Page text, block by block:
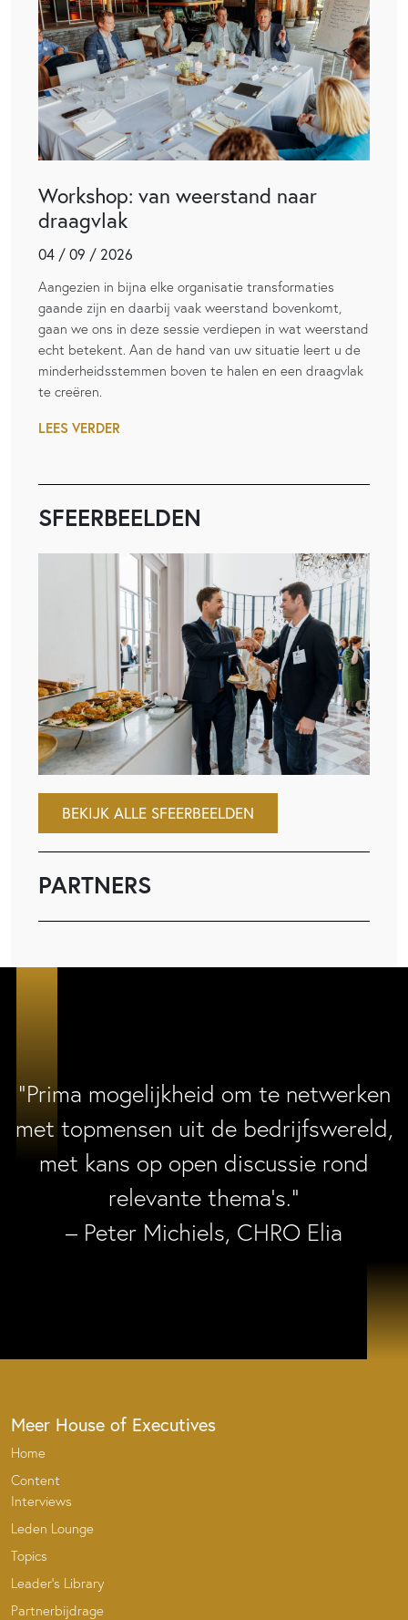
Workshop: van weerstand naar
draagvlak
04 / 09 / 2026
Aangezien in bijna elke organisatie transformaties
gaande zijn en daarbij vaak weerstand bovenkomt,
gaan we ons in deze sessie verdiepen in wat weerstand
echt betekent. Aan de hand van uw situatie leert u de
minderheidsstemmen boven te halen en een draagvlak
te creëren.
LEES VERDER
SFEERBEELDEN
BEKIJK ALLE SFEERBEELDEN
PARTNERS
“Prima mogelijkheid om te netwerken
met topmensen uit de bedrijfswereld,
met kans op open discussie rond
relevante thema’s.”
– Peter Michiels, CHRO Elia
Meer House of Executives
Home
Content
Interviews
Leden Lounge
Topics
Leader’s Library
Partnerbijdrage